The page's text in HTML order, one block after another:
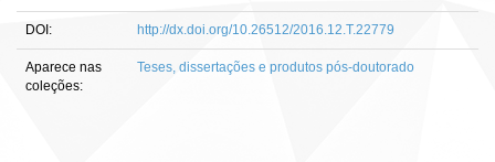
DOI: http://dx.doi.org/10.26512/2016.12.T.22779
Aparece nas
coleções:
Teses, dissertações e produtos pós-doutorado